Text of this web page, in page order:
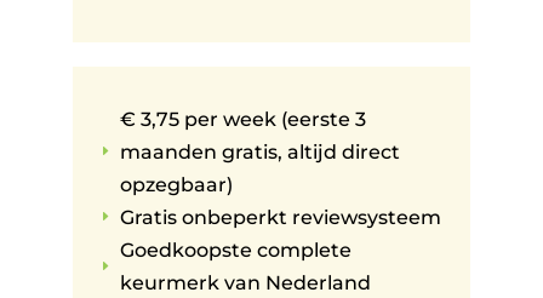
E
€ 3,75 per week (eerste 3
maanden gratis, altijd direct
opzegbaar)
E Gratis onbeperkt reviewsysteem
E
Goedkoopste complete
keurmerk van Nederland